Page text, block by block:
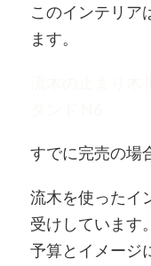
このインテリア
ます。
すでに完売の場
流木を使ったイ
受けしています。
予算とイメージ